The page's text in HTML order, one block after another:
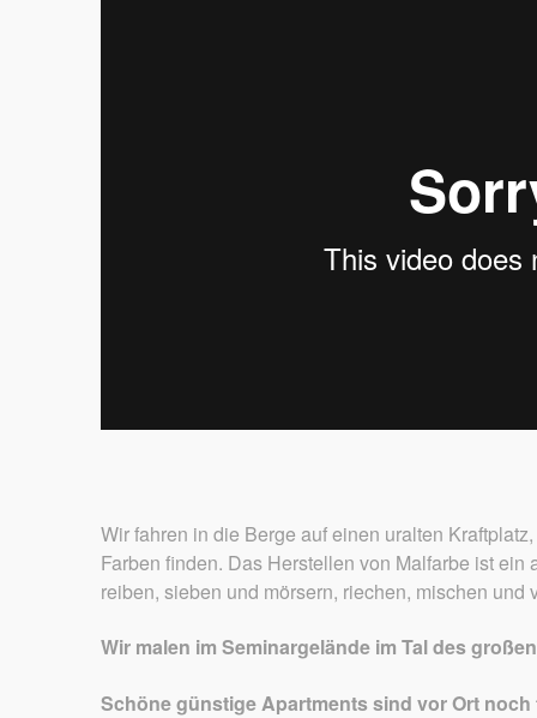
Wir fahren in die Berge auf einen uralten
Farben finden. Das Herstellen von Malfarbe ist
reiben, sieben und mörsern, riechen, mischen
Wir malen im Seminargelände im Tal des
Schöne günstige Apartments sind vor Ort noch